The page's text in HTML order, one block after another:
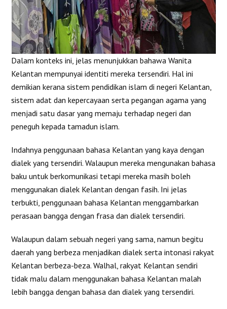
Dalam konteks ini, jelas menunjukkan bahawa Wanita
Kelantan mempunyai identiti mereka tersendiri. Hal ini
demikian kerana sistem pendidikan islam di negeri Kelantan,
sistem adat dan kepercayaan serta pegangan agama yang
menjadi satu dasar yang memaju terhadap negeri dan
peneguh kepada tamadun islam.
Indahnya penggunaan bahasa Kelantan yang kaya dengan
dialek yang tersendiri. Walaupun mereka mengunakan bahasa
baku untuk berkomunikasi tetapi mereka masih boleh
menggunakan dialek Kelantan dengan fasih. Ini jelas
terbukti, penggunaan bahasa Kelantan menggambarkan
perasaan bangga dengan frasa dan dialek tersendiri.
Walaupun dalam sebuah negeri yang sama, namun begitu
daerah yang berbeza menjadikan dialek serta intonasi rakyat
Kelantan berbeza-beza. Walhal, rakyat Kelantan sendiri
tidak malu dalam menggunakan bahasa Kelantan malah
lebih bangga dengan bahasa dan dialek yang tersendiri.